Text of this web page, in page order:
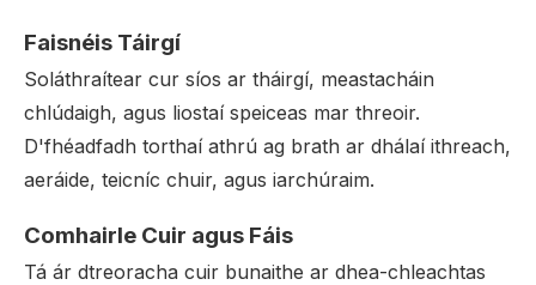
Faisnéis Táirgí
Soláthraítear cur síos ar tháirgí, meastacháin
chlúdaigh, agus liostaí speiceas mar threoir.
D'fhéadfadh torthaí athrú ag brath ar dhálaí ithreach,
aeráide, teicníc chuir, agus iarchúraim.
Comhairle Cuir agus Fáis
Tá ár dtreoracha cuir bunaithe ar dhea-chleachtas